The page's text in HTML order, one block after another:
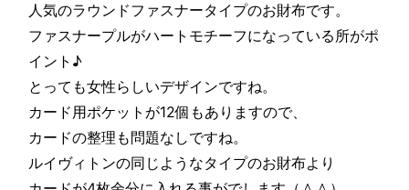
人気のラウンドファスナータイプのお財布です。
ファスナープルがハートモチーフになっている所がポ
イント♪
とっても女性らしいデザインですね。
カード用ポケットが12個もありますので、
カードの整理も問題なしですね。
ルイヴィトンの同じようなタイプのお財布より